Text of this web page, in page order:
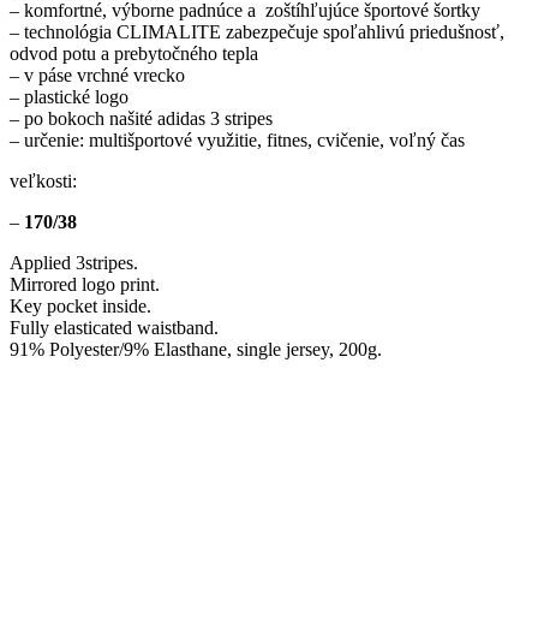
– komfortné, výborne padnúce a zoštíhľujúce športové šortky
– technológia CLIMALITE zabezpečuje spoľahlivú priedušnosť,
odvod potu a prebytočného tepla
– v páse vrchné vrecko
– plastické logo
– po bokoch našité adidas 3 stripes
– určenie: multišportové využitie, fitnes, cvičenie, voľný čas
veľkosti:
– 170/38
Applied 3stripes.
Mirrored logo print.
Key pocket inside.
Fully elasticated waistband.
91% Polyester/9% Elasthane, single jersey, 200g.